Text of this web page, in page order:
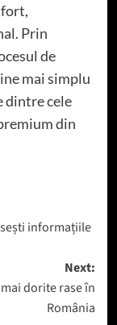
Prin
de
mai simplu
dintre cele
din
informațiile
Next:
dorite rase în
România